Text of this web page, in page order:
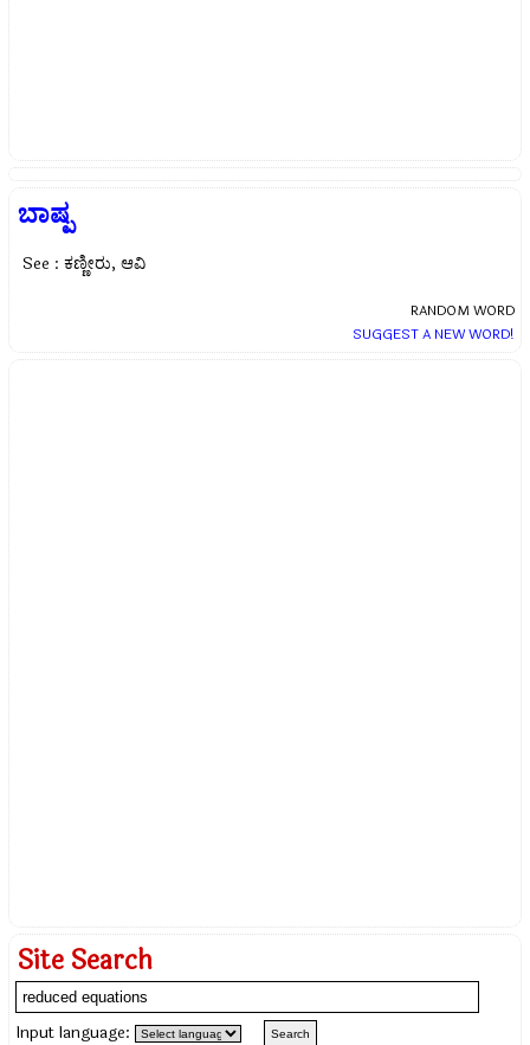
ಬಾಷ್ಪ
See : ಕಣ್ಣೀರು, ಆವಿ
RANDOM WORD
SUGGEST A NEW WORD!
Site Search
Input language: